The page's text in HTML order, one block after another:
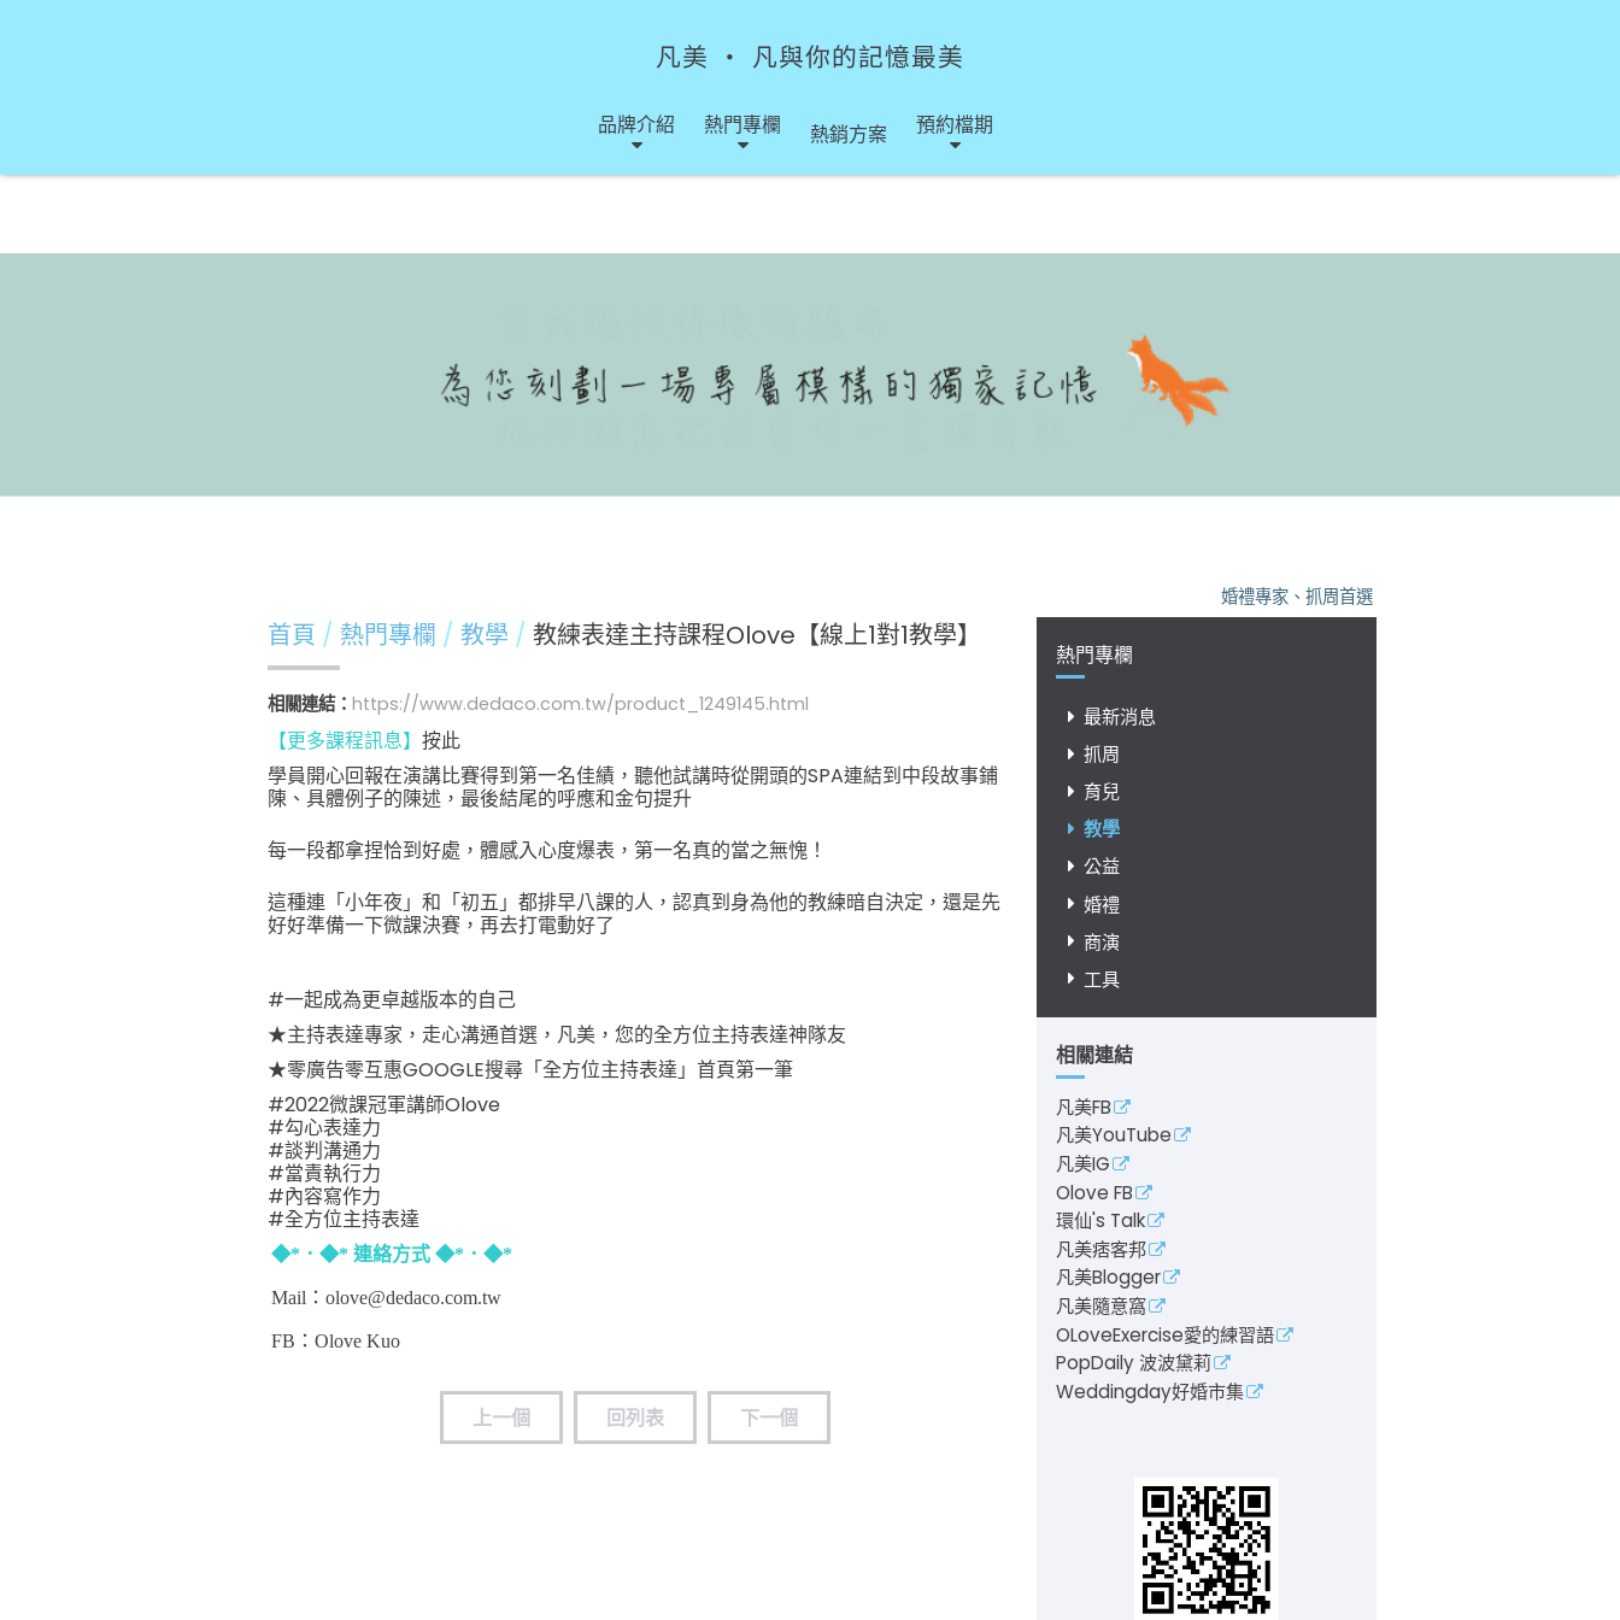
凡美 ‧ 凡與你的記憶最美
品牌介紹 熱門專欄 熱銷方案 預約檔期
熱門專欄
最新消息
抓周
育兒
教學
公益
婚禮
商演
工具
相關連結
凡美FB
凡美YouTube
凡美IG
Olove FB
環仙's Talk
凡美痞客邦
凡美Blogger
凡美隨意窩
OLoveExercise愛的練習語
PopDaily 波波黛莉
Weddingday好婚市集
婚禮專家、抓周首選、尾牙保證，凡美，您的活動神
首頁 熱門專欄 教學 教練表達主持課程Olove【線上1對1教學】
相關連結： https://www.dedaco.com.tw/product_1249145.html
【更多課程訊息】 按此
學員開心回報在演講比賽得到第一名佳績，聽他試講時從開頭的SPA連結到中段故事鋪
陳、具體例子的陳述，最後結尾的呼應和金句提升
每一段都拿捏恰到好處，體感入心度爆表，第一名真的當之無愧！
這種連「小年夜」和「初五」都排早八課的人，認真到身為他的教練暗自決定，還是先
好好準備一下微課決賽，再去打電動好了
#一起成為更卓越版本的自己
★主持表達專家，走心溝通首選，凡美，您的全方位主持表達神隊友
★零廣告零互惠GOOGLE搜尋「全方位主持表達」首頁第一筆
#2022微課冠軍講師Olove
#勾心表達力
#談判溝通力
#當責執行力
#內容寫作力
#全方位主持表達
◆*．◆* 連絡方式 ◆*．◆*
Mail：olove@dedaco.com.tw
FB： Olove Kuo
上一個 回列表 下一個